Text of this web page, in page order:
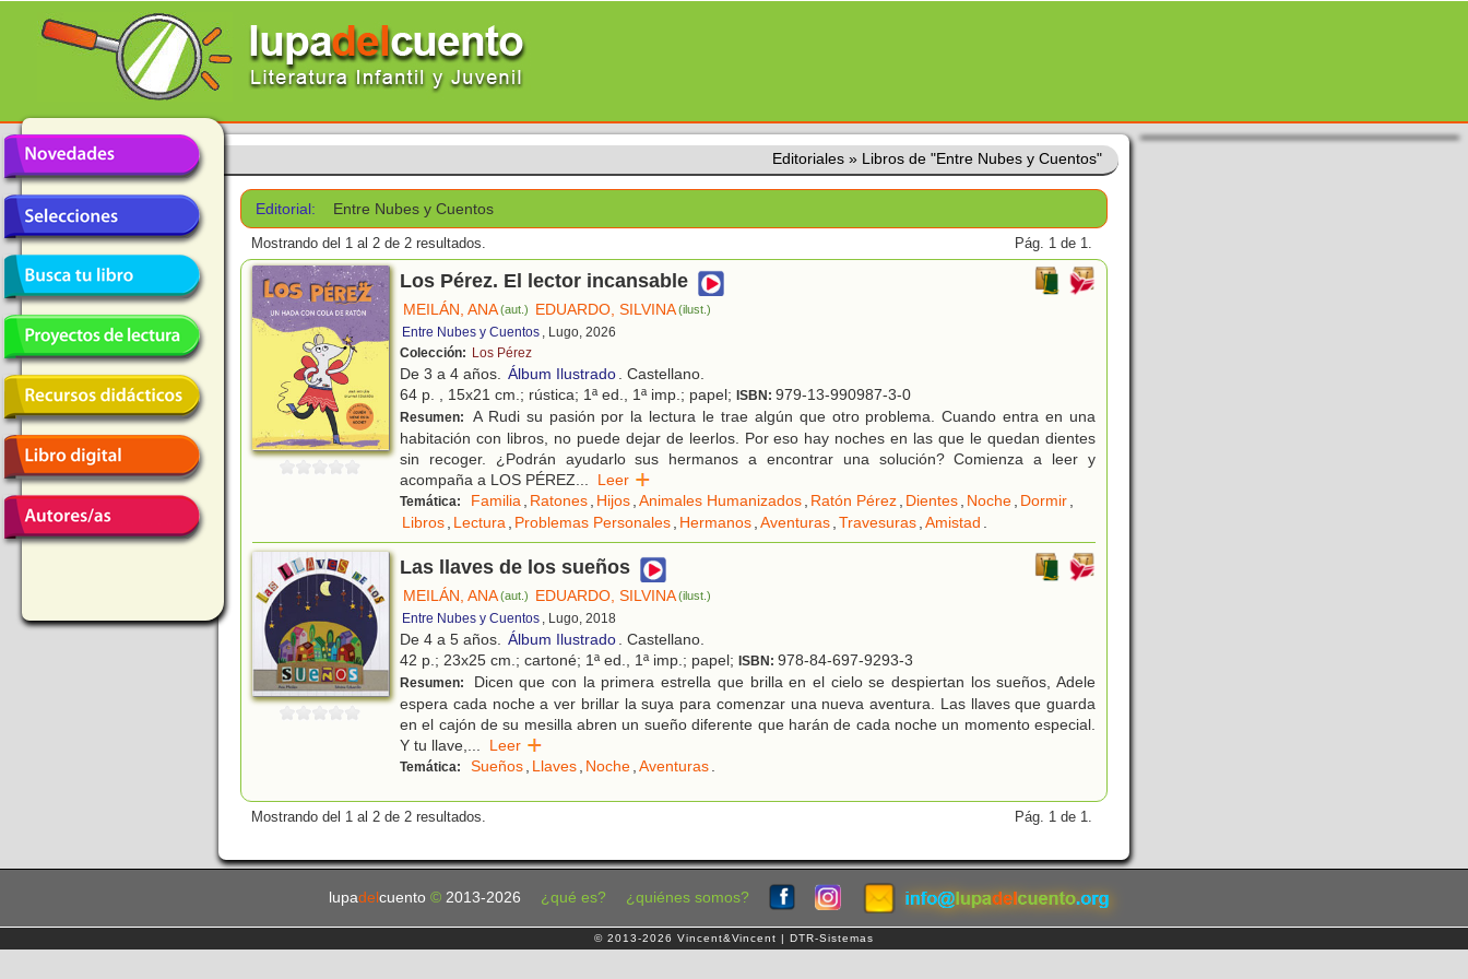
Editoriales » Libros de "Entre Nubes y Cuentos"
Editorial: Entre Nubes y Cuentos
Mostrando del 1 al 2 de 2 resultados. Pág. 1 de 1.
Los Pérez. El lector incansable
MEILÁN, ANA(aut.) EDUARDO, SILVINA(ilust.)
Entre Nubes y Cuentos , Lugo, 2026
Colección: Los Pérez
De 3 a 4 años. Álbum Ilustrado. Castellano.
64 p. , 15x21 cm.; rústica; 1ª ed., 1ª imp.; papel; ISBN: 979-13-990987-3-0
Resumen:
A Rudi su pasión por la lectura le trae algún que otro problema. Cuando entra en una
habitación con libros, no puede dejar de leerlos. Por eso hay noches en las que le quedan dientes
sin recoger. ¿Podrán ayudarlo sus hermanos a encontrar una solución? Comienza a leer y
acompaña a LOS PÉREZ... Leer
Temática: Familia, Ratones, Hijos,Animales Humanizados, Ratón Pérez, Dientes, Noche, Dormir,
Libros, Lectura, Problemas Personales, Hermanos,Aventuras,Travesuras,Amistad .
Las llaves de los sueños
MEILÁN, ANA(aut.) EDUARDO, SILVINA(ilust.)
Entre Nubes y Cuentos , Lugo, 2018
De 4 a 5 años. Álbum Ilustrado. Castellano.
42 p.; 23x25 cm.; cartoné; 1ª ed., 1ª imp.; papel; ISBN: 978-84-697-9293-3
Resumen:
Dicen que con la primera estrella que brilla en el cielo se despiertan los sueños, Adele
espera cada noche a ver brillar la suya para comenzar una nueva aventura. Las llaves que guarda
en el cajón de su mesilla abren un sueño diferente que harán de cada noche un momento especial.
Y tu llave,... Leer
Temática: Sueños, Llaves, Noche,Aventuras.
Mostrando del 1 al 2 de 2 resultados. Pág. 1 de 1.
lupadel cuento © 2013-2026 ¿qué es? ¿quiénes somos?
© 2013-2026 Vincent&Vincent | DTR-Sistemas